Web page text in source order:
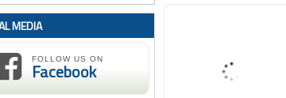
MEDIA
FOLLOW US ON
Facebook